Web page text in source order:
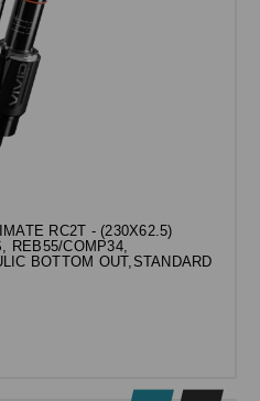
RC2T - (230X62.5)
REB55/COMP34,
BOTTOM OUT,STANDARD